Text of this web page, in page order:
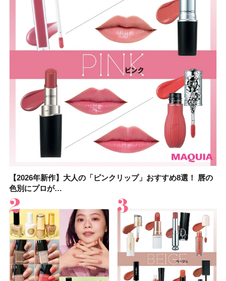
【2026年新作】大人の「ピンクリップ」おすすめ8選！ 唇の
色別にプロが…
【上田竜也さんのマイベストコスメ５選】大人になって開眼
したからこそ愛が深…
【2026年新作】大人の「ピンクリップ」おすすめ8選！ 唇の
色別にプロが…
【2026夏】「香水・フレグランス」ランキングTOP5！＜美
容マニア・マ…
【2026夏】「歯磨き粉・オーラルケア」ランキングTOP5！
＜美容マニア…
【2026年夏】40代におすすめの髪型30選！ 若く見える・手
入れが楽な…
【鈴木えみさんの愛用品30選】コスメ・スキンケア・ヘアケ
アetc.お気に…
【キャンメイク】売切続出！先行発売中の「クリアヴェール
セッティングパウダ…